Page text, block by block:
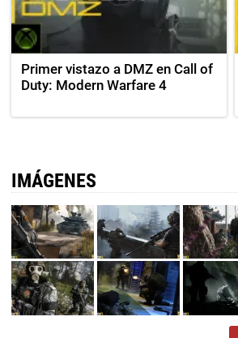
Primer vistazo a DMZ en Call of
Duty: Modern Warfare 4
IMÁGENES